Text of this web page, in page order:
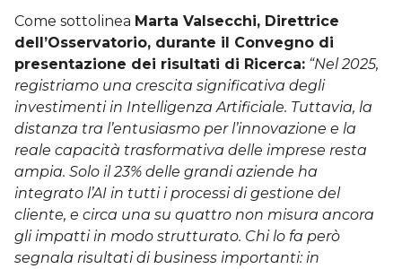
Come sottolinea Marta Valsecchi, Direttrice
dell’Osservatorio, durante il Convegno di
presentazione dei risultati di Ricerca: “Nel 2025,
registriamo una crescita significativa degli
investimenti in Intelligenza Artificiale. Tuttavia, la
distanza tra l’entusiasmo per l’innovazione e la
reale capacità trasformativa delle imprese resta
ampia. Solo il 23% delle grandi aziende ha
integrato l’AI in tutti i processi di gestione del
cliente, e circa una su quattro non misura ancora
gli impatti in modo strutturato. Chi lo fa però
segnala risultati di business importanti: in